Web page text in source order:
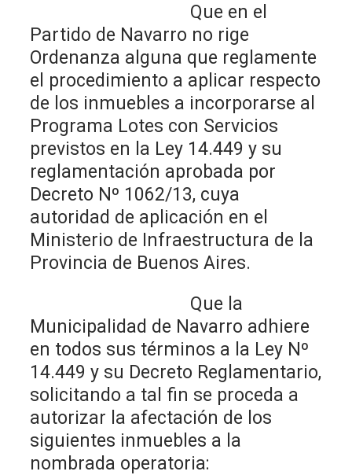
Que en el
Partido de Navarro no rige
Ordenanza alguna que reglamente
el procedimiento a aplicar respecto
de los inmuebles a incorporarse al
Programa Lotes con Servicios
previstos en la Ley 14.449 y su
reglamentación aprobada por
Decreto Nº 1062/13, cuya
autoridad de aplicación en el
Ministerio de Infraestructura de la
Provincia de Buenos Aires.
Que la
Municipalidad de Navarro adhiere
en todos sus términos a la Ley Nº
14.449 y su Decreto Reglamentario,
solicitando a tal fin se proceda a
autorizar la afectación de los
siguientes inmuebles a la
nombrada operatoria: